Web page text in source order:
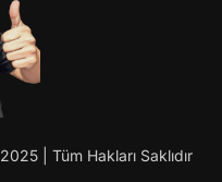
2025 | Tüm Hakları Saklıdır